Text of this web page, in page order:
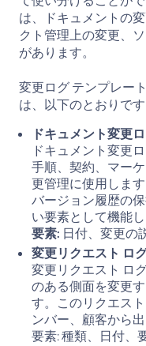
は、ドキュメントの
クト管理上の変更、
があります。
変更ログ テンプレー
は、以下のとおりです
ドキュメント変更
ドキュメント変更
手順、契約、マー
更管理に使用しま
バージョン履歴の
い要素として機能し
要素: 日付、変更の
変更リクエスト ロ
変更リクエスト ロ
のある側面を変更
す。このリクエス
ンバー、顧客から出
要素: 種類、日付、